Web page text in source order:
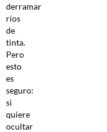
derramar
ríos
de
tinta.
Pero
esto
es
seguro:
si
quiere
ocultar